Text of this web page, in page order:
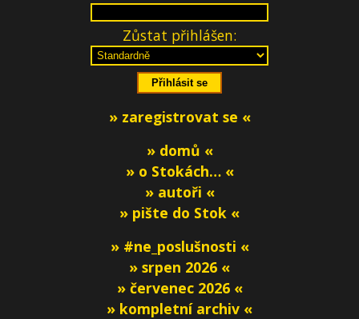
Zůstat přihlášen:
» zaregistrovat se «
» domů «
» o Stokách… «
» autoři «
» pište do Stok «
» #ne_poslušnosti «
» srpen 2026 «
» červenec 2026 «
» kompletní archiv «